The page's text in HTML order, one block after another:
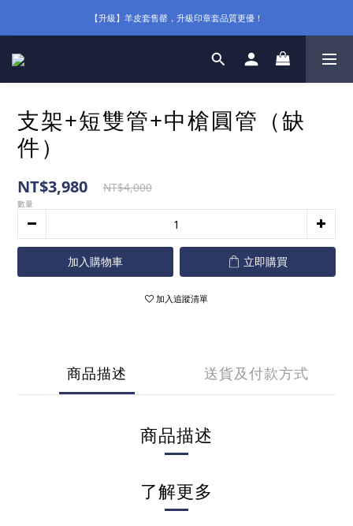
【升級】羊皮套售罄，升級印章套品質更優！
支架+短雙管+中槍圓管（缺
件）
NT$3,980 NT$4,000
數量
加入購物車 立即購買
加入追蹤清單
商品描述 送貨及付款方式
商品描述
了解更多